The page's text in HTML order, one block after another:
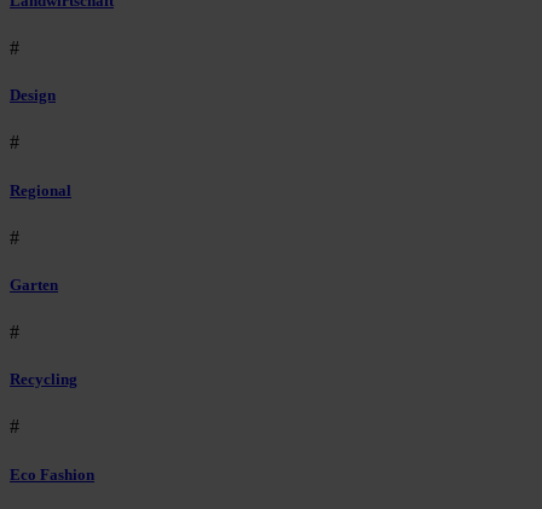
#
Design
#
Regional
#
Garten
#
Recycling
#
Eco Fashion